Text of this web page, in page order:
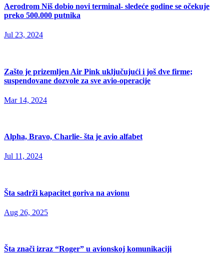
Aerodrom Niš dobio novi terminal- sledeće godine se očekuje
preko 500.000 putnika
Jul 23, 2024
Zašto je prizemljen Air Pink uključujući i još dve firme;
suspendovane dozvole za sve avio-operacije
Mar 14, 2024
Alpha, Bravo, Charlie- šta je avio alfabet
Jul 11, 2024
Šta sadrži kapacitet goriva na avionu
Aug 26, 2025
Šta znači izraz “Roger” u avionskoj komunikaciji